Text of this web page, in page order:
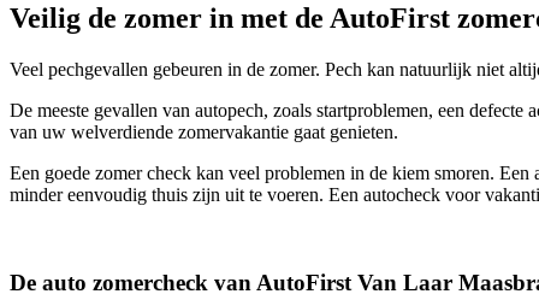
Veilig de zomer in met de AutoFirst
Veel pechgevallen gebeuren in de zomer. Pech kan natuurlijk niet
De meeste gevallen van autopech, zoals startproblemen, een
van uw welverdiende zomervakantie gaat genieten.
Een goede zomer check kan veel problemen in de kiem smoren.
minder eenvoudig thuis zijn uit te voeren. Een autocheck voor
De auto zomercheck van AutoFirst Van Laar